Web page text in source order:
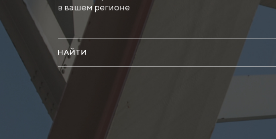
в вашем регионе
НАЙТИ